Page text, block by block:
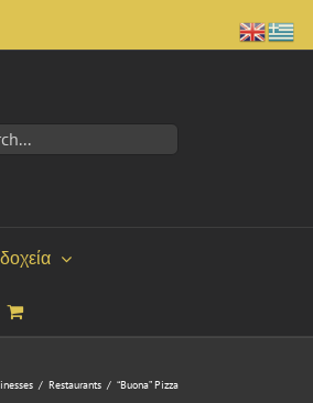
/ Restaurants / “Buona” Pizza